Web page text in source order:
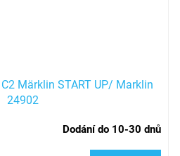
Märklin START UP/ Marklin
24902
Dodání do 10-30 dnů